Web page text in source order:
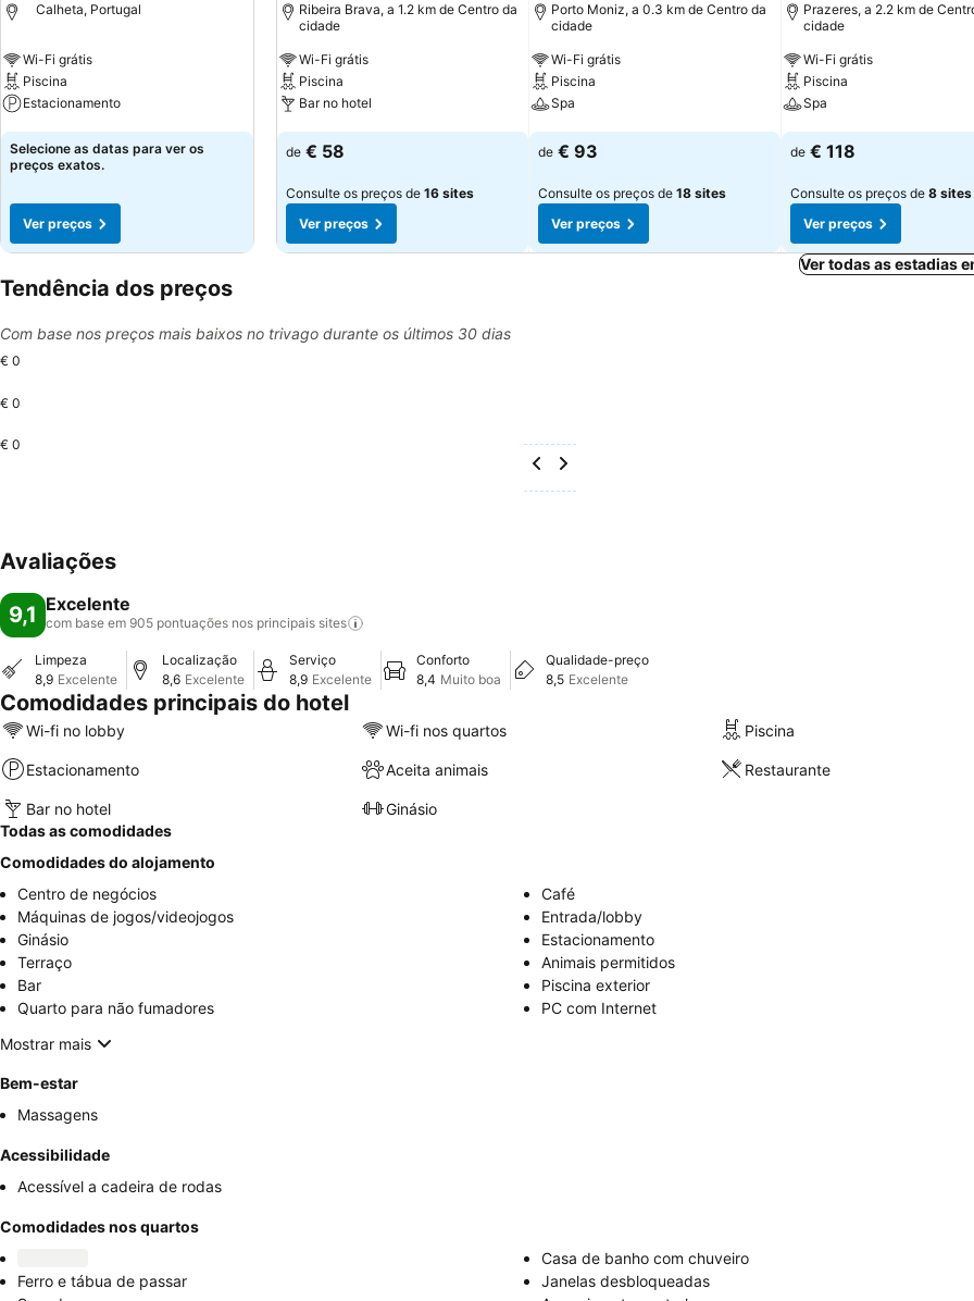
Calheta, Portugal
Wi-Fi grátis
Piscina
Estacionamento
Ver preços
Selecione as datas para ver os
preços exatos.
Ver preços
Ribeira Brava, a 1.2 km de Centro da
cidade
Wi-Fi grátis
Piscina
Bar no hotel
Ver preços
de € 58
Consulte os preços de 16 sites
Ver preços
Porto Moniz, a 0.3 km de Centro da
cidade
Wi-Fi grátis
Piscina
Spa
Ver preços
de € 93
Consulte os preços de 18 sites
Ver preços
Prazeres, a 2.2 km de
cidade
Wi-Fi grátis
Piscina
Spa
Ver preços
de € 118
Consulte os preços de 8 sites
Ver preços
Ver todas as estadias
Tendência dos preços
Com base nos preços mais baixos no trivago durante os últimos 30 dias
€ 0
€ 0
€ 0
Avaliações
9,1 Excelente
com base em 905 pontuações nos principais sites
Limpeza
8,9 Excelente
Localização
8,6 Excelente
Serviço
8,9 Excelente
Conforto
8,4 Muito boa
Qualidade-preço
8,5 Excelente
Comodidades principais do hotel
Wi-fi no lobby Wi-fi nos quartos Piscina
Estacionamento Aceita animais Restaurante
Bar no hotel
Ginásio
Todas as comodidades
Comodidades do alojamento
Centro de negócios
Café
Máquinas de jogos/videojogos
Entrada/lobby
Ginásio
Estacionamento
Terraço
Animais permitidos
Bar
Piscina exterior
Quarto para não fumadores
PC com Internet
Mostrar mais
Bem-estar
Massagens
Acessibilidade
Acessível a cadeira de rodas
Comodidades nos quartos
Casa de banho com chuveiro
Ferro e tábua de passar
Janelas desbloqueadas